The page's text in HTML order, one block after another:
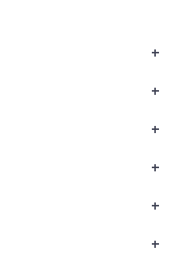
+
+
+
+
+
+